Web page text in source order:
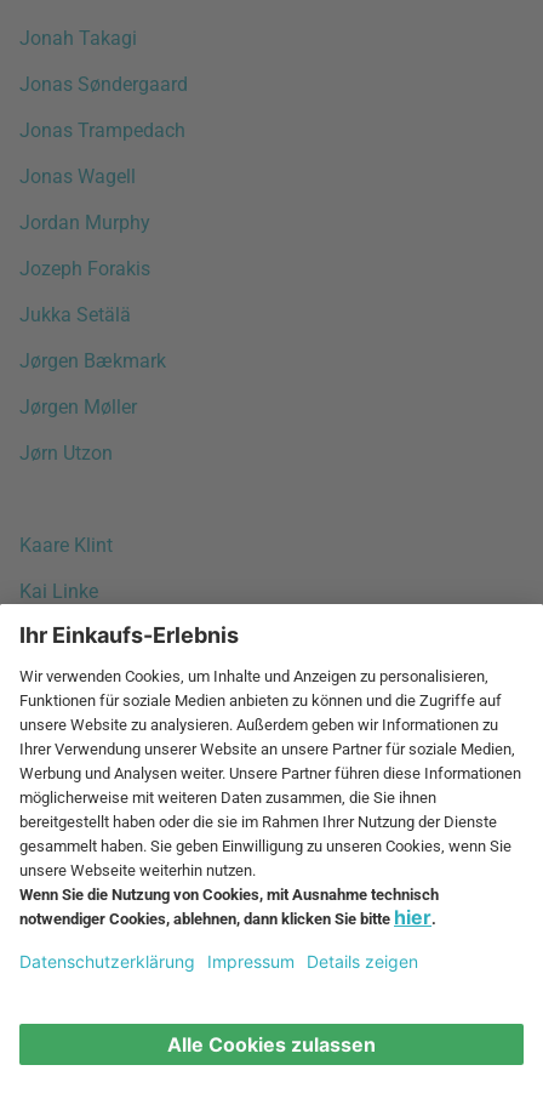
Jonah Takagi
Jonas Søndergaard
Jonas Trampedach
Jonas Wagell
Jordan Murphy
Jozeph Forakis
Jukka Setälä
Jørgen Bækmark
Jørgen Møller
Jørn Utzon
Kaare Klint
Kai Linke
Kaj Franck
Kaksikko
Karim Rashid
Karl Malmvall
kaschkasch
Kasper Salto
Kay Bojesen
Kazushige Miyake
Klaus Haapaniemi